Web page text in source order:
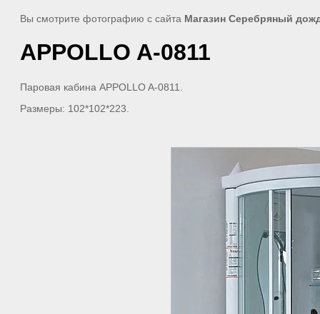
Вы смотрите фотографию с сайта Магазин Серебряный
APPOLLO A-0811
Паровая кабина APPOLLO A-0811.
Размеры: 102*102*223.